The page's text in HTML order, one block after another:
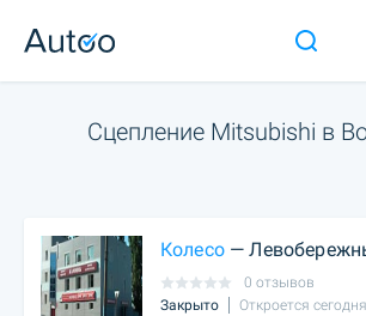
Сцепление Mitsubishi в
Колесо—
0 отзывов
Закрыто
Откроется